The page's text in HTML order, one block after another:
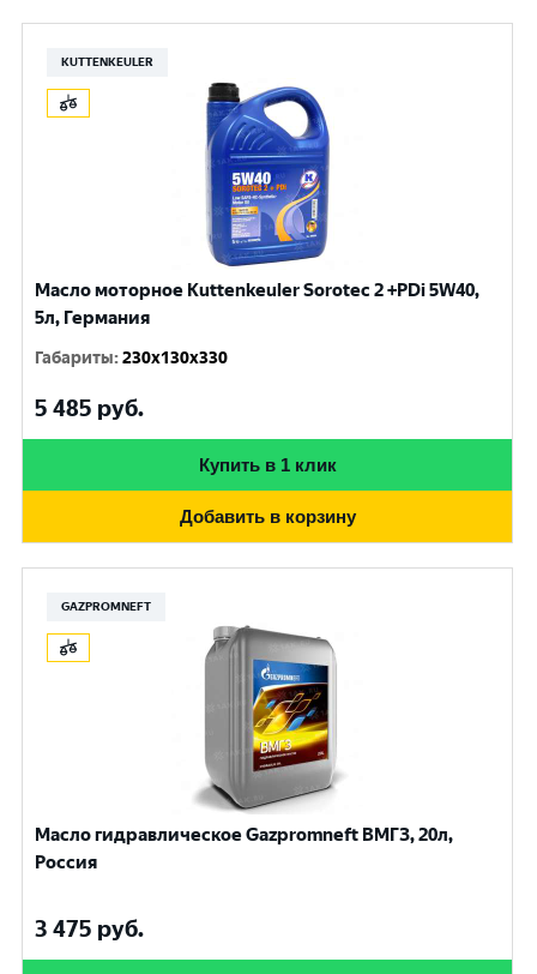
KUTTENKEULER
Масло моторное Kuttenkeuler Sorotec 2 +PDi 5W40,
5л, Германия
Габариты:230x130x330
5 485 руб.
Купить в 1 клик
Добавить в корзину
GAZPROMNEFT
Масло гидравлическое Gazpromneft ВМГЗ, 20л,
Россия
3 475 руб.